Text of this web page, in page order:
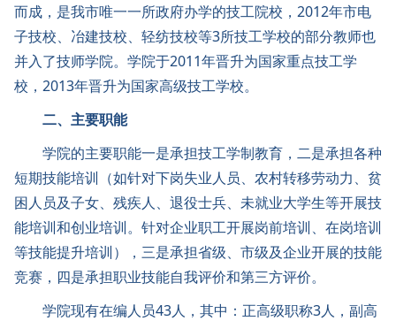
而成，是我市唯一一所政府办学的技工院校，2012年市电
子技校、冶建技校、轻纺技校等3所技工学校的部分教师也
并入了技师学院。学院于2011年晋升为国家重点技工学
校，2013年晋升为国家高级技工学校。
二、主要职能
学院的主要职能一是承担技工学制教育，二是承担各种
短期技能培训（如针对下岗失业人员、农村转移劳动力、贫
困人员及子女、残疾人、退役士兵、未就业大学生等开展技
能培训和创业培训。针对企业职工开展岗前培训、在岗培训
等技能提升培训），三是承担省级、市级及企业开展的技能
竞赛，四是承担职业技能自我评价和第三方评价。
学院现有在编人员43人，其中：正高级职称3人，副高